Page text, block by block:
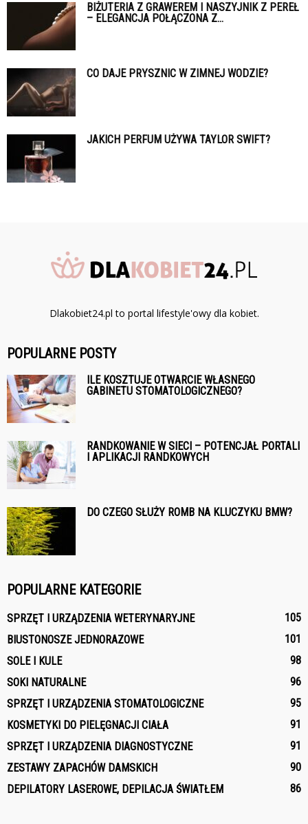
BIŻUTERIA Z GRAWEREM I NASZYJNIK Z PEREŁ
– ELEGANCJA POŁĄCZONA Z...
CO DAJE PRYSZNIC W ZIMNEJ WODZIE?
JAKICH PERFUM UŻYWA TAYLOR SWIFT?
Dlakobiet24.pl to portal lifestyle'owy dla kobiet.
POPULARNE POSTY
ILE KOSZTUJE OTWARCIE WŁASNEGO
GABINETU STOMATOLOGICZNEGO?
RANDKOWANIE W SIECI – POTENCJAŁ PORTALI
I APLIKACJI RANDKOWYCH
DO CZEGO SŁUŻY ROMB NA KLUCZYKU BMW?
POPULARNE KATEGORIE
SPRZĘT I URZĄDZENIA WETERYNARYJNE
105
BIUSTONOSZE JEDNORAZOWE
101
SOLE I KULE
98
SOKI NATURALNE
96
SPRZĘT I URZĄDZENIA STOMATOLOGICZNE
95
KOSMETYKI DO PIELĘGNACJI CIAŁA
91
SPRZĘT I URZĄDZENIA DIAGNOSTYCZNE
91
ZESTAWY ZAPACHÓW DAMSKICH
90
DEPILATORY LASEROWE, DEPILACJA ŚWIATŁEM
86